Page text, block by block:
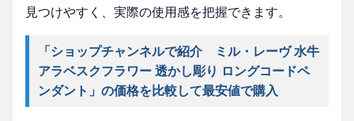
見つけやすく、実際の使用感を把握できます。
「ショップチャンネルで紹介 ミル・レーヴ 水牛
アラベスクフラワー 透かし彫り ロングコードペ
ンダント」の価格を比較して最安値で購入